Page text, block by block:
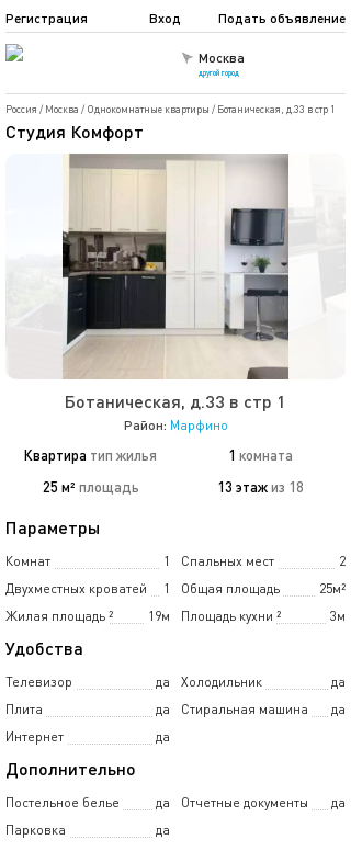
Москва
другой город
Подать объявление
Регистрация Вход
Россия / Москва / Однокомнатные квартиры / Ботаническая, д.33 в стр 1
Студия Комфорт
Ботаническая, д.33 в стр 1
Район: Марфино
Квартира тип жилья 1 комната
25 м² площадь 13 этажиз 18
Параметры
Комнат 1 Спальных мест
2
Двухместных кроватей
1 Общая площадь
25м²
Жилая площадь
19м
² Площадь кухни 3м
²
Удобства
Телевизор да Холодильник
да
Плита
да Стиральная машина
да
Интернет
да
Дополнительно
Постельное белье да Отчетные документы
да
Парковка
да